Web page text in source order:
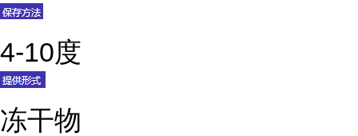
4-10度
冻干物